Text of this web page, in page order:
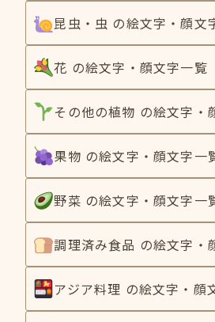
昆虫・虫 の絵文字・顔文
花 の絵文字・顔文字一覧
その他の植物 の絵文字・
果物 の絵文字・顔文字一
野菜 の絵文字・顔文字一
調理済み食品 の絵文字・
アジア料理 の絵文字・顔